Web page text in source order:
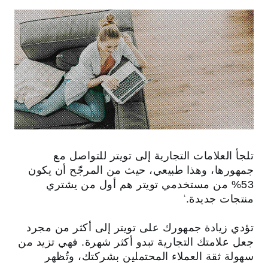
تلجأ العلامات التجارية إلى تويتر للتواصل مع
جمهورها، وهذا طبيعي، حيث من المرجّح أن يكون
53% من مستخدمي تويتر هم أول من يشتري
منتجات جديدة. 1
تؤدي زيادة جمهورك على تويتر إلى أكثر من مجرد
جعل علامتك التجارية تبدو أكثر شهرة. فهي تزيد من
سهولة ثقة العملاء المحتملين بشركتك، وتُظهر